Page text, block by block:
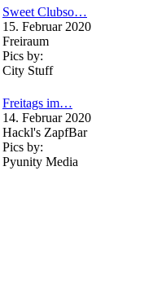
Sweet Clubso…
15. Februar 2020
Freiraum
Pics by:
City Stuff
Freitags im…
14. Februar 2020
Hackl's ZapfBar
Pics by:
Pyunity Media